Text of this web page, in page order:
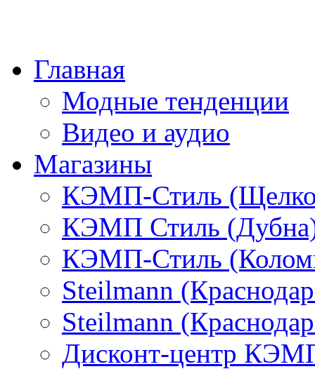
Главная
Модные тенденции
Видео и аудио
Магазины
КЭМП-Стиль
КЭМП Стиль
КЭМП-Стиль
Steilmann
Steilmann
Дисконт-центр